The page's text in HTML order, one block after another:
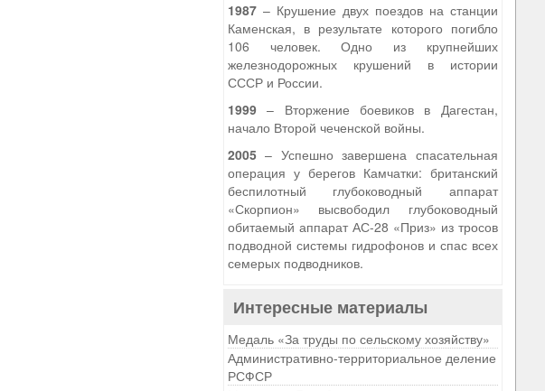
1987– Крушение двух поездов на станции
Каменская, в результате которого погибло
106 человек. Одно из крупнейших
железнодорожных крушений в истории
СССР и России.
1999– Вторжение боевиков в Дагестан,
начало Второй чеченской войны.
2005– Успешно завершена спасательная
операция у берегов Камчатки: британский
беспилотный глубоководный аппарат
«Скорпион» высвободил глубоководный
обитаемый аппарат АС-28 «Приз» из тросов
подводной системы гидрофонов и спас всех
семерых подводников.
Интересные материалы
Медаль «За труды по сельскому хозяйству»
Административно-территориальное деление
РСФСР